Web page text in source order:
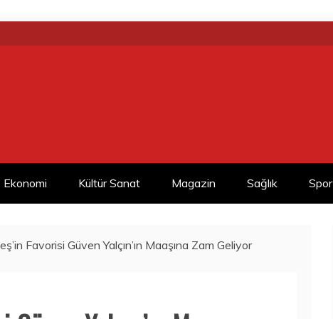
Ekonomi Kültür Sanat Magazin Sağlık Spor
Favorisi Güven Yalçın’ın Maaşına Zam Geliyor